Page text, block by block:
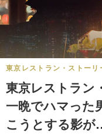
東京レストラン・ストーリ
東京レストラン
一晩でハマった
こうとする影